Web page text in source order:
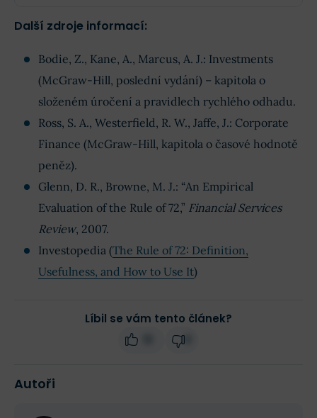
Další zdroje informací:
Bodie, Z., Kane, A., Marcus, A. J.: Investments
(McGraw-Hill, poslední vydání) – kapitola o
složeném úročení a pravidlech rychlého odhadu.
Ross, S. A., Westerfield, R. W., Jaffe, J.: Corporate
Finance (McGraw-Hill, kapitola o časové hodnotě
peněz).
Glenn, D. R., Browne, M. J.: “An Empirical
Evaluation of the Rule of 72,” Financial Services
Review, 2007.
Investopedia (The Rule of 72: Definition,
Usefulness, and How to Use It)
Líbil se vám tento článek?
Autoři